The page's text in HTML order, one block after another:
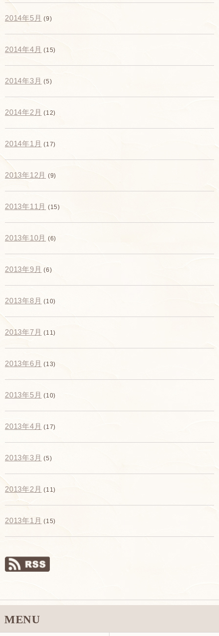
2014年5月 (9)
2014年4月 (15)
2014年3月 (5)
2014年2月 (12)
2014年1月 (17)
2013年12月 (9)
2013年11月 (15)
2013年10月 (6)
2013年9月 (6)
2013年8月 (10)
2013年7月 (11)
2013年6月 (13)
2013年5月 (10)
2013年4月 (17)
2013年3月 (5)
2013年2月 (11)
2013年1月 (15)
MENU